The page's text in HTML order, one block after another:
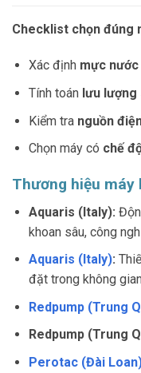
Checklist chọn đúng
Xác định mực
Tính toán lưu lượng
Kiểm tra nguồn
Chọn máy có chế
Thương hiệu
Aquaris (Italy):
khoan sâu, công
Aquaris (Italy):
đặt trong không
Redpump (Trung
Redpump (Trung
Perotac (Đài